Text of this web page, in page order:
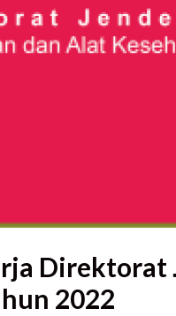
Direktorat
2022